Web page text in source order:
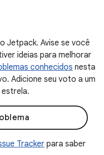
Jetpack. Avise se você
ideias para melhorar
conhecidos nesta
Adicione seu voto a um
Trackerpara saber